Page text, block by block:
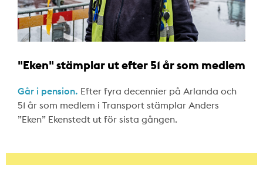
"Eken" stämplar ut efter 51 år som medlem
Går i pension. Efter fyra decennier på Arlanda och
51 år som medlem i Transport stämplar Anders
”Eken” Ekenstedt ut för sista gången.